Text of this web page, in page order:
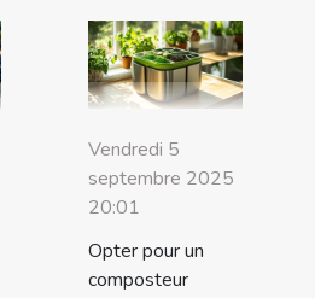
Vendredi 5
septembre 2025
20:01
Opter pour un
composteur